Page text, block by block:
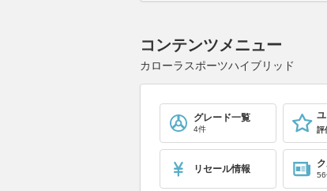
コンテンツメニュー
カローラスポーツハイブリッド
グレード一覧
4件 評
リセール情報